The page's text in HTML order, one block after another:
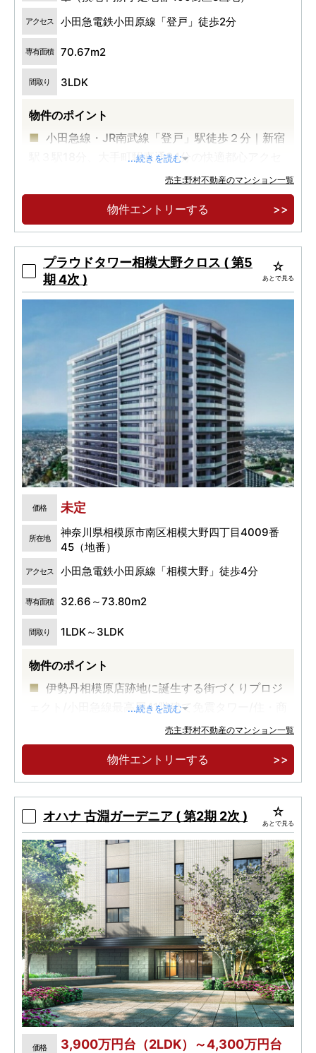
アクセス 小田急電鉄小田原線「登戸」徒歩2分
専有面積 70.67m2
間取り 3LDK
物件のポイント
小田急線・JR南武線「登戸」駅徒歩２分｜新宿
駅３駅18分、大手町駅直通34分の快適都心アクセ
全邸３LDK・70㎡超のゆとりの専有面積｜南西
向き×角住戸率50％超のプライベートレジデンス
...続きを読む
売主:野村不動産のマンション一覧
物件エントリーする
プラウドタワー相模大野クロス ( 第5
期 4次 )
あとで見る
価格 未定
所在地
神奈川県相模原市南区相模大野四丁目4009番
45（地番）
アクセス 小田急電鉄小田原線「相模大野」徒歩4分
専有面積 32.66～73.80m2
間取り 1LDK～3LDK
物件のポイント
伊勢丹相模原店跡地に誕生する街づくりプロジ
ェクト/小田急線最高層41階建て免震タワー/住・商
全区画EV充電対応自走式平置駐車場/神奈川県
初、電気・ガスともにCO2排出量実質ゼロ/70㎡台
中心
モデルルーム案内会開催中
...続きを読む
売主:野村不動産のマンション一覧
物件エントリーする
オハナ 古淵ガーデニア ( 第2期 2次 ) あとで見る
価格
3,900万円台（2LDK）～4,300万円台